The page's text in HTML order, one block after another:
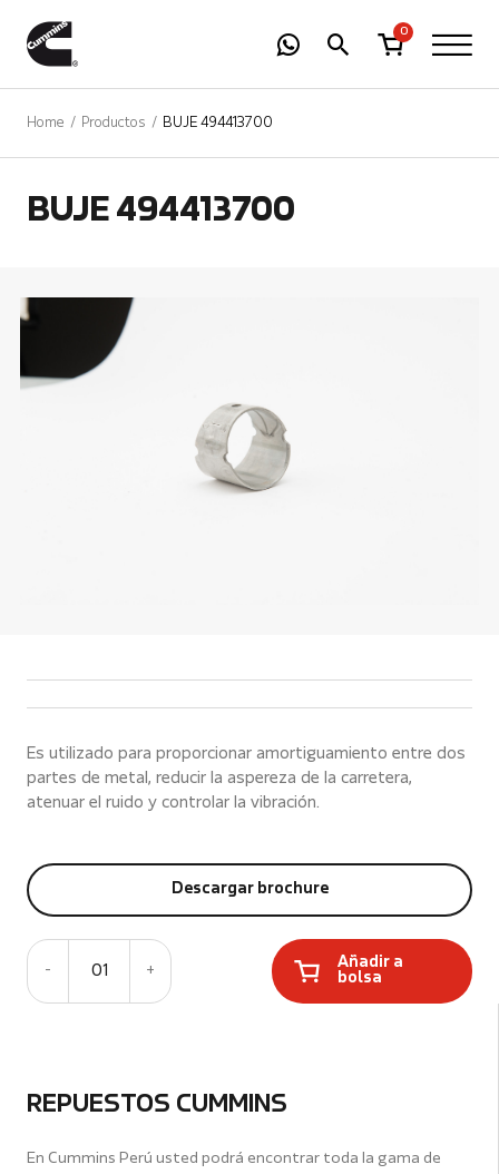
0
Home Productos BUJE 494413700
REPUESTOS CUMMINS
En Cummins Perú usted podrá encontrar toda la gama de
BUJE 494413700
Es utilizado para proporcionar amortiguamiento entre dos
partes de metal, reducir la aspereza de la carretera,
atenuar el ruido y controlar la vibración.
Descargar brochure
- 01 +
Añadir a
bolsa